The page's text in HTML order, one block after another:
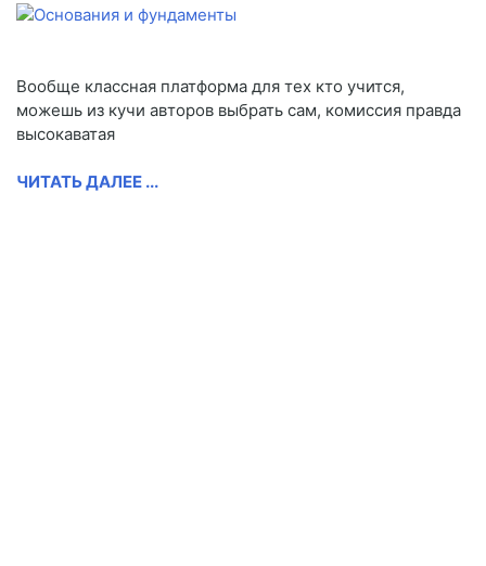
Вообще классная платформа для тех кто учится,
можешь из кучи авторов выбрать сам, комиссия правда
высокаватая
ЧИТАТЬ ДАЛЕЕ ...